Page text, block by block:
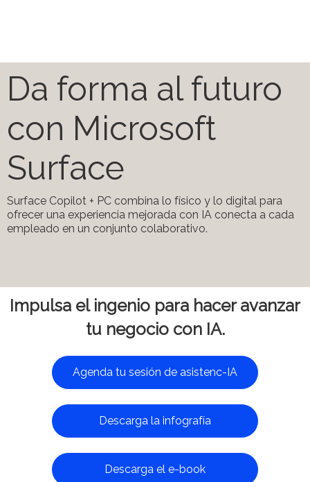
Da forma al futuro
con Microsoft
Surface
Surface Copilot + PC combina lo físico y lo digital para
ofrecer una experiencia mejorada con IA conecta a cada
empleado en un conjunto colaborativo.
Impulsa el ingenio para hacer avanzar
tu negocio con IA.
Agenda tu sesión de asistenc-IA
Descarga la infografía
Descarga el e-book